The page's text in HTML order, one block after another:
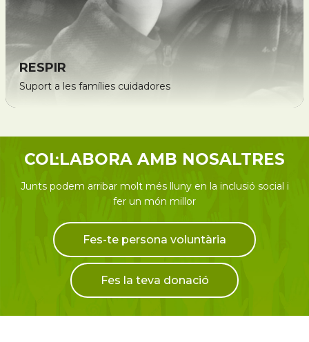
RESPIR
Suport a les famílies cuidadores
COL·LABORA AMB NOSALTRES
Junts podem arribar molt més lluny en la inclusió social i
fer un món millor
Fes-te persona voluntària
Fes la teva donació